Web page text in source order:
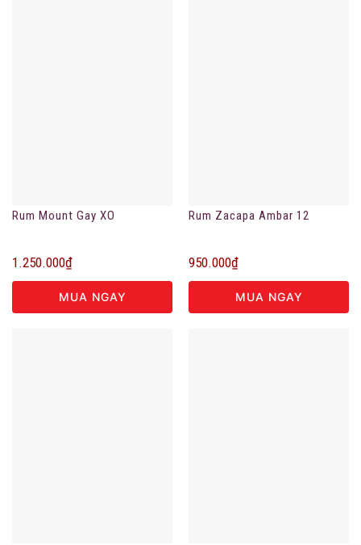
Rum Mount Gay XO
1.250.000₫
MUA NGAY
Rum Zacapa Ambar 12
950.000₫
MUA NGAY